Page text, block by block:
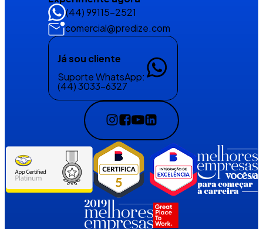
(44) 99115-2521
comercial@predize.com
Já sou cliente
Suporte WhatsApp:
(44) 3033-6327